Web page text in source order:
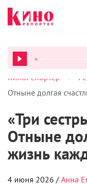
ВСЕ ПОДКАСТЫ
КиноРепортер >
Отныне долгая
«Три
Отныне
жизнь
4 июня 2026 / Анна